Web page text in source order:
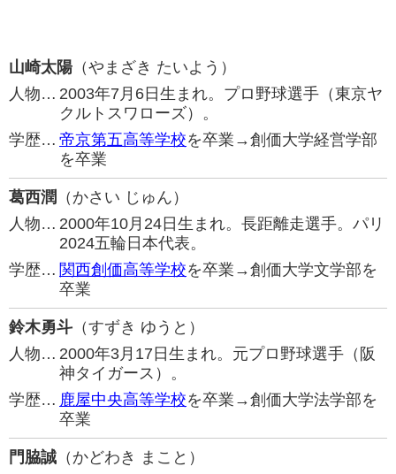
山崎太陽 （やまざき たいよう）
人物… 2003年7月6日生まれ。プロ野球選手（東京ヤ
クルトスワローズ）。
学歴… 帝京第五高等学校を卒業→創価大学経営学部
を卒業
葛西潤 （かさい じゅん）
人物… 2000年10月24日生まれ。長距離走選手。パリ
2024五輪日本代表。
学歴… 関西創価高等学校を卒業→創価大学文学部を
卒業
鈴木勇斗 （すずき ゆうと）
人物… 2000年3月17日生まれ。元プロ野球選手（阪
神タイガース）。
学歴… 鹿屋中央高等学校を卒業→創価大学法学部を
卒業
門脇誠 （かどわき まこと）